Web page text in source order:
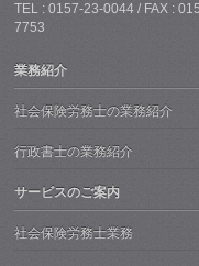
TEL : 0157-23-0044 / FAX :
7753
業務紹介
社会保険労務士の業務紹介
行政書士の業務紹介
サービスのご案内
社会保険労務士業務